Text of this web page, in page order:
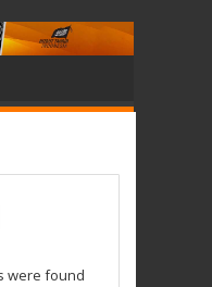
were found